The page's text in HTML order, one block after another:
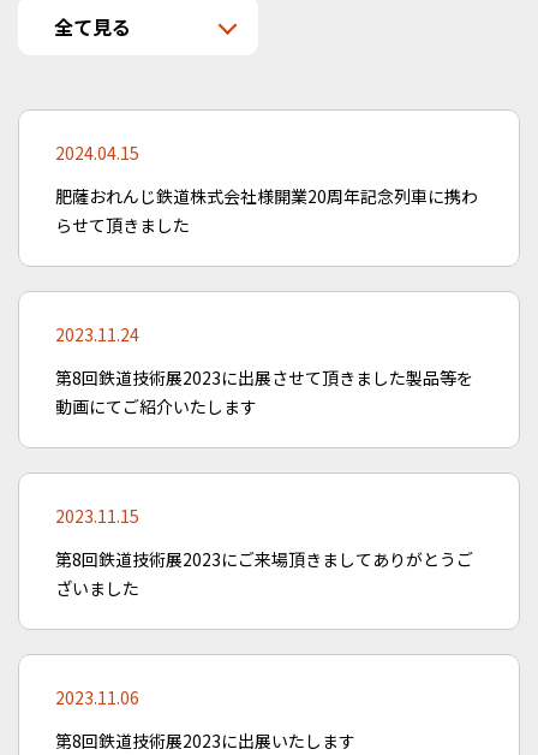
2024.04.15
肥薩おれんじ鉄道株式会社様開業20周年記念列車に携わ
らせて頂きました
2023.11.24
第8回鉄道技術展2023に出展させて頂きました製品等を
動画にてご紹介いたします
2023.11.15
第8回鉄道技術展2023にご来場頂きましてありがとうご
ざいました
2023.11.06
第8回鉄道技術展2023に出展いたします